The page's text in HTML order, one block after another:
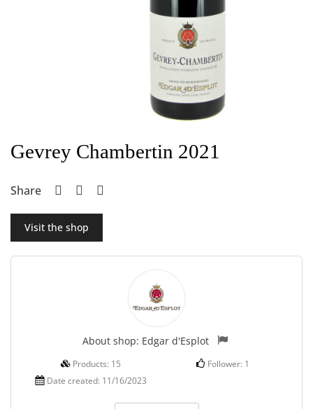
Gevrey Chambertin 2021
Share
Visit the shop
About shop: Edgar d'Esplot
Products: 15 Follower: 1
Date created: 11/16/2023